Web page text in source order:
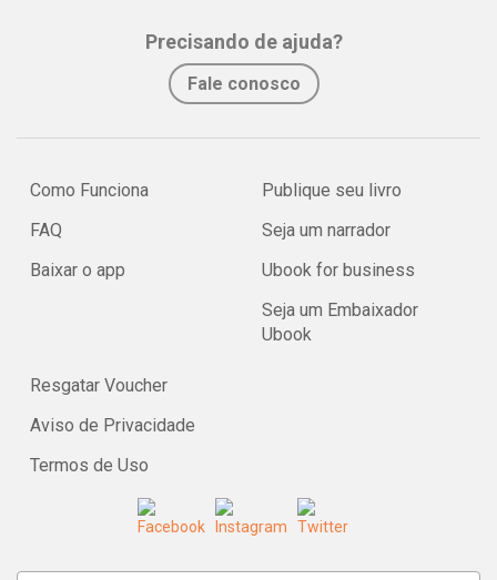
Precisando de ajuda?
Fale conosco
Como Funciona
FAQ
Baixar o app
Publique seu livro
Seja um narrador
Ubook for business
Seja um Embaixador
Ubook
Resgatar Voucher
Aviso de Privacidade
Termos de Uso